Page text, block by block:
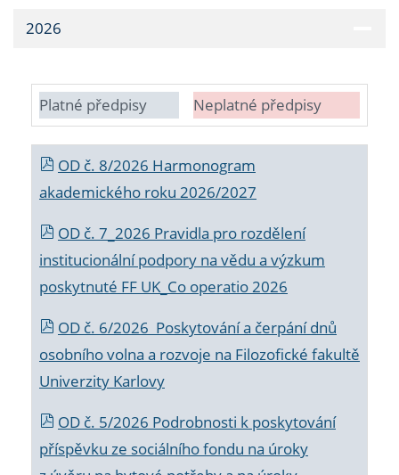
2026
Platné předpisy Neplatné předpisy
OD č. 8/2026 Harmonogram
akademického roku 2026/2027
OD č. 7_2026 Pravidla pro rozdělení
institucionální podpory na vědu a výzkum
poskytnuté FF UK_Co operatio 2026
OD č. 6/2026 Poskytování a čerpání dnů
osobního volna a rozvoje na Filozofické fakultě
Univerzity Karlovy
OD č. 5/2026 Podrobnosti k poskytování
příspěvku ze sociálního fondu na úroky